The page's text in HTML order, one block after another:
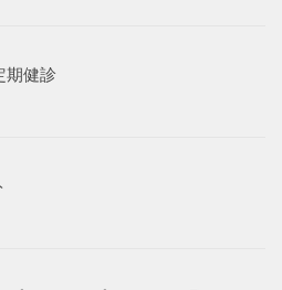
期健診